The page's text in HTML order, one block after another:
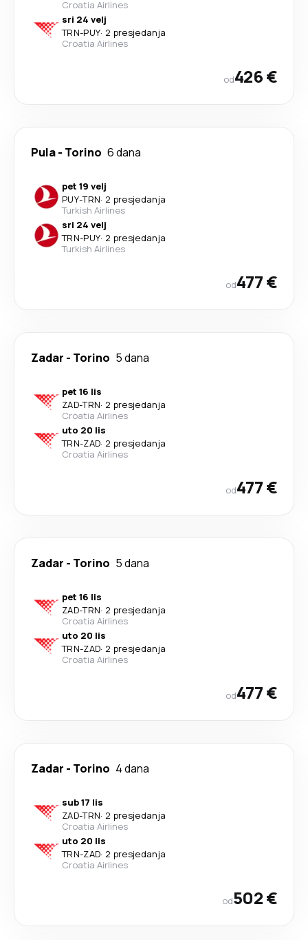
Croatia Airlines
sri 24 velj
TRN-PUY· 2 presjedanja
Croatia Airlines
od426 €
Pula- Torino 6 dana
pet 19 velj
PUY-TRN· 2 presjedanja
Turkish Airlines
sri 24 velj
TRN-PUY· 2 presjedanja
Turkish Airlines
od477 €
Zadar - Torino 5 dana
pet 16 lis
ZAD-TRN· 2 presjedanja
Croatia Airlines
uto 20 lis
TRN-ZAD· 2 presjedanja
Croatia Airlines
od477 €
Zadar - Torino 5 dana
pet 16 lis
ZAD-TRN· 2 presjedanja
Croatia Airlines
uto 20 lis
TRN-ZAD· 2 presjedanja
Croatia Airlines
od477 €
Zadar - Torino 4 dana
sub 17 lis
ZAD-TRN· 2 presjedanja
Croatia Airlines
uto 20 lis
TRN-ZAD· 2 presjedanja
Croatia Airlines
od502 €